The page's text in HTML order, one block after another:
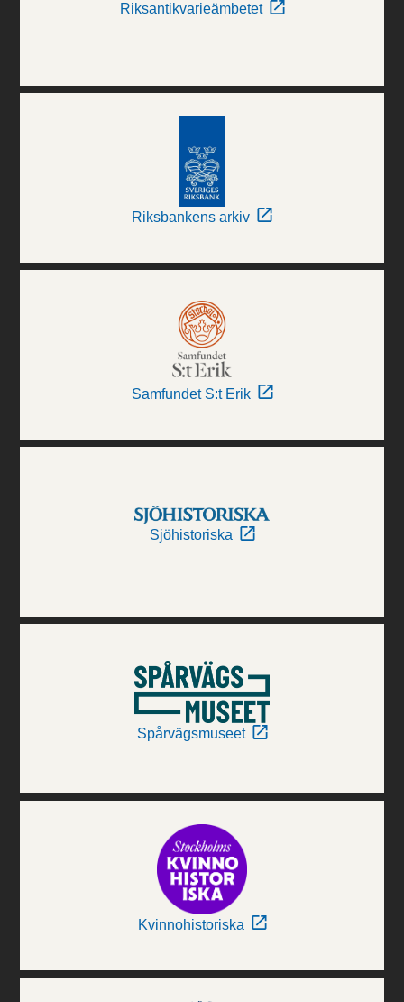
Riksantikvarieämbetet
Riksbankens arkiv
Samfundet S:t Erik
Sjöhistoriska
Spårvägsmuseet
Kvinnohistoriska